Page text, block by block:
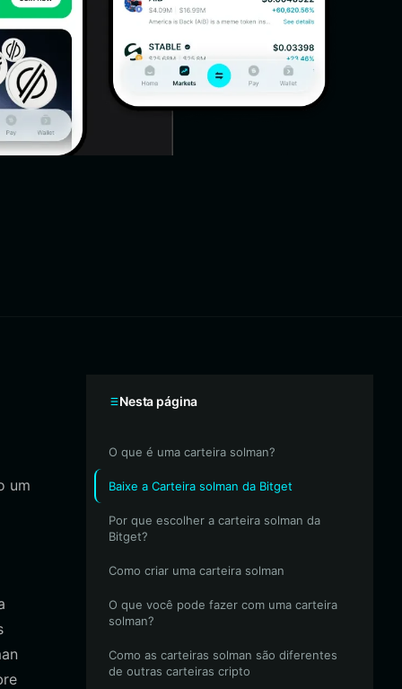
um
Nesta página
O que é uma carteira solman?
Baixe a Carteira solman da Bitget
Por que escolher a carteira solman da
Bitget?
Como criar uma carteira solman
O que você pode fazer com uma carteira
solman?
Como as carteiras solman são diferentes
de outras carteiras cripto